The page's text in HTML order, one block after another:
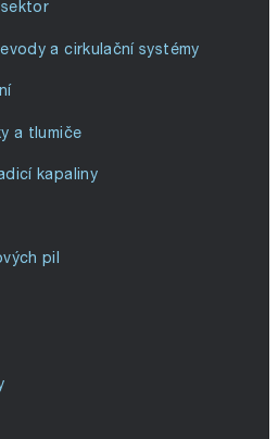
a cirkulační systémy
a tlumiče
kapaliny
pil